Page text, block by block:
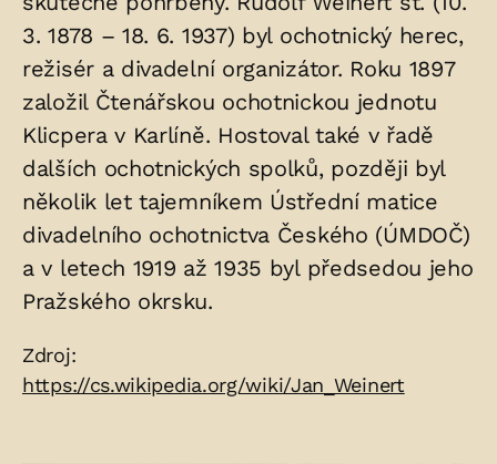
3. 1878 – 18. 6. 1937) byl ochotnický herec,
režisér a divadelní organizátor. Roku 1897
založil Čtenářskou ochotnickou jednotu
Klicpera v Karlíně. Hostoval také v řadě
dalších ochotnických spolků, později byl
několik let tajemníkem Ústřední matice
divadelního ochotnictva Českého (ÚMDOČ)
a v letech 1919 až 1935 byl předsedou jeho
Pražského okrsku.
Zdroje:
Zdroj:
https://cs.wikipedia.org/wiki/Jan_Weinert